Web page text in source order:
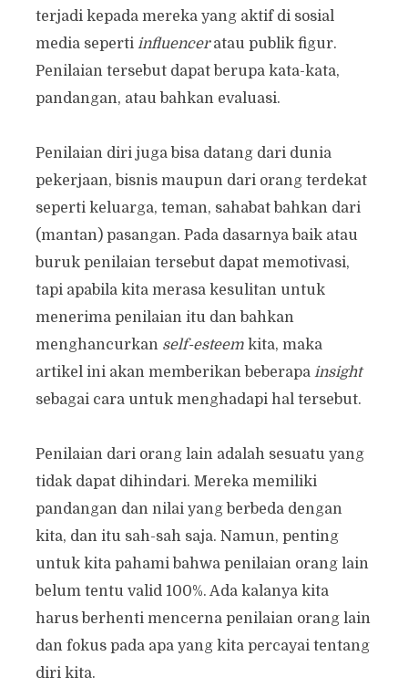
terjadi kepada mereka yang aktif di sosial
media seperti influenceratau publik figur.
Penilaian tersebut dapat berupa kata-kata,
pandangan, atau bahkan evaluasi.
Penilaian diri juga bisa datang dari dunia
pekerjaan, bisnis maupun dari orang terdekat
seperti keluarga, teman, sahabat bahkan dari
(mantan) pasangan. Pada dasarnya baik atau
buruk penilaian tersebut dapat memotivasi,
tapi apabila kita merasa kesulitan untuk
menerima penilaian itu dan bahkan
menghancurkan self-esteem kita, maka
artikel ini akan memberikan beberapa insight
sebagai cara untuk menghadapi hal tersebut.
Penilaian dari orang lain adalah sesuatu yang
tidak dapat dihindari. Mereka memiliki
pandangan dan nilai yang berbeda dengan
kita, dan itu sah-sah saja. Namun, penting
untuk kita pahami bahwa penilaian orang lain
belum tentu valid 100%. Ada kalanya kita
harus berhenti mencerna penilaian orang lain
dan fokus pada apa yang kita percayai tentang
diri kita.